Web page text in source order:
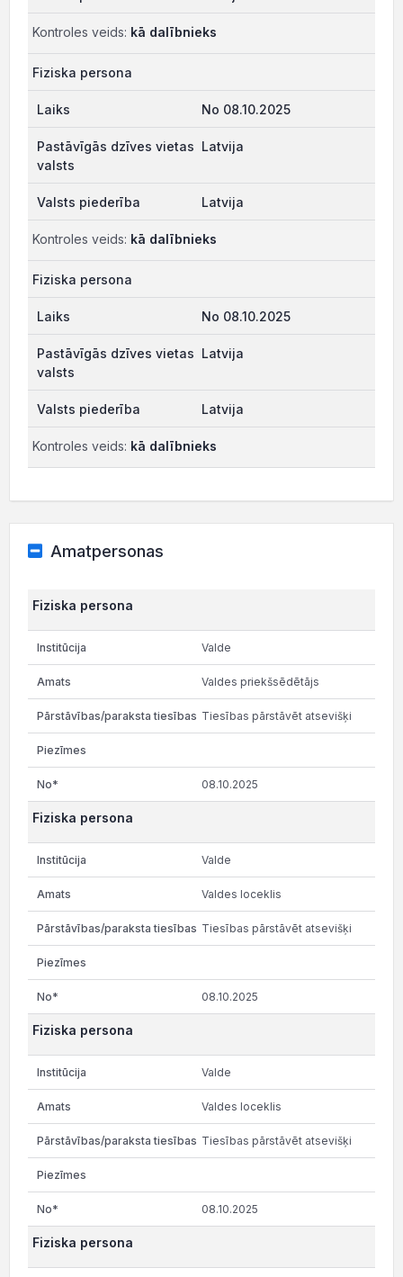
Kontroles veids: kā dalībnieks
Fiziska persona
No 08.10.2025
Latvija
Latvija
Kontroles veids: kā dalībnieks
Fiziska persona
No 08.10.2025
Latvija
Latvija
Kontroles veids: kā dalībnieks
Amatpersonas
Fiziska persona
Valde
Valdes priekšsēdētājs
Tiesības pārstāvēt atsevišķi
08.10.2025
Fiziska persona
Valde
Valdes loceklis
Tiesības pārstāvēt atsevišķi
08.10.2025
Fiziska persona
Valde
Valdes loceklis
Tiesības pārstāvēt atsevišķi
08.10.2025
Fiziska persona